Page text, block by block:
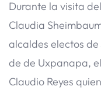
Durante la visita
Claudia
alcaldes electos
de de Uxpanapa,
Claudio Reyes